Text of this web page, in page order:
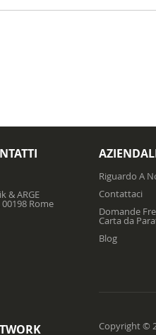
& ARGE
00198 Rome
Riguardo A
Contattaci
Domande
Carta da
Blog
Copyright ©